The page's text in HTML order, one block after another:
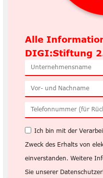
Alle
DIGI:Stiftung
Ich bin mit der
Zweck des Erhalts von
einverstanden. Weitere
Sie unserer